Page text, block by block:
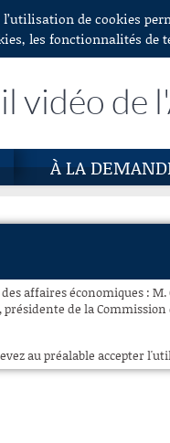
de cookies
les fonctionnalités
vidéo de
À LA
affaires économiques :
de la Commission
au préalable accepter